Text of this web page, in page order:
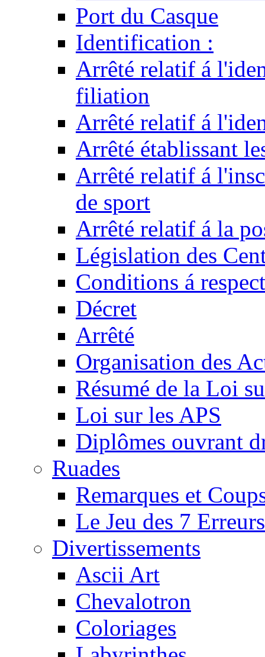
Port du Casque
Identification :
Arrêté relatif á
filiation
Arrêté relatif á
Arrêté établissant
Arrêté relatif á
de sport
Arrêté relatif á la
Législation des
Conditions á
Décret
Arrêté
Organisation des
Résumé de la Loi
Loi sur les APS
Diplômes ouvrant
Ruades
Remarques et
Le Jeu des 7 Erreurs
Divertissements
Ascii Art
Chevalotron
Coloriages